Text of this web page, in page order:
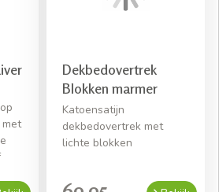
afmeting beschikbaar, maar
voorradig
bestelling van € 50,- aan
met
Dekbedovertrek
Blokken marmer
Katoensatijn
dekbedovertrek met
lichte blokken